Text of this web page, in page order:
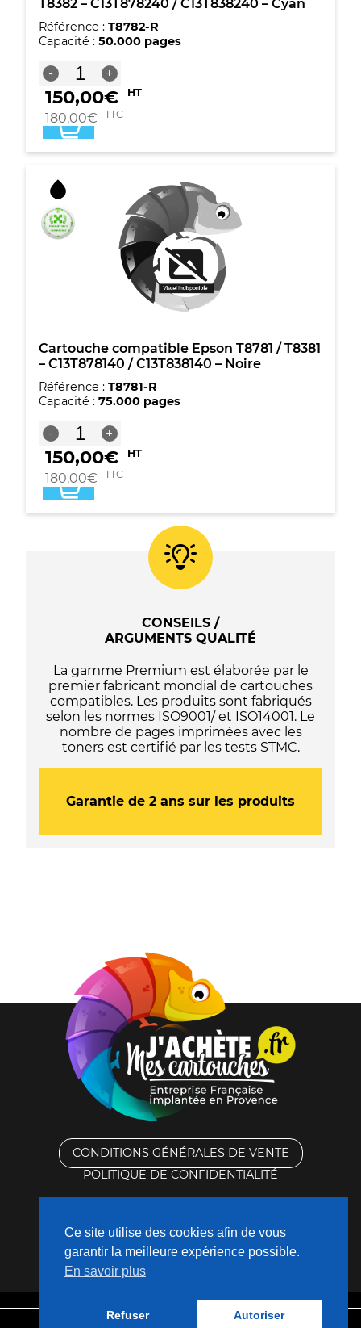
T8382 – C13T878240 / C13T838240 – Cyan
Référence : T8782-R
Capacité : 50.000 pages
-
quantité
de
Cartouche
compatible
Epson
-
C13T878240
/
C13T838240
+
150,00€ HT
180,00€ TTC
Cartouche compatible Epson T8781 / T8381
– C13T878140 / C13T838140 – Noire
Référence : T8781-R
Capacité : 75.000 pages
-
quantité
de
Cartouche
compatible
Epson
+
150,00€ HT
180,00€ TTC
CONSEILS /
ARGUMENTS QUALITÉ
La gamme Premium est élaborée par le
premier fabricant mondial de cartouches
compatibles. Les produits sont fabriqués
selon les normes ISO9001/ et ISO14001. Le
nombre de pages imprimées avec les
toners est certifié par les tests STMC.
Garantie de 2 ans sur les produits
CONDITIONS GÉNÉRALES DE VENTE
POLITIQUE DE CONFIDENTIALITÉ
CONTACTEZ-NOUS
Mentions légales
Ce site utilise des cookies afin de vous
garantir la meilleure expérience possible.
En savoir plus
Refuser Autoriser